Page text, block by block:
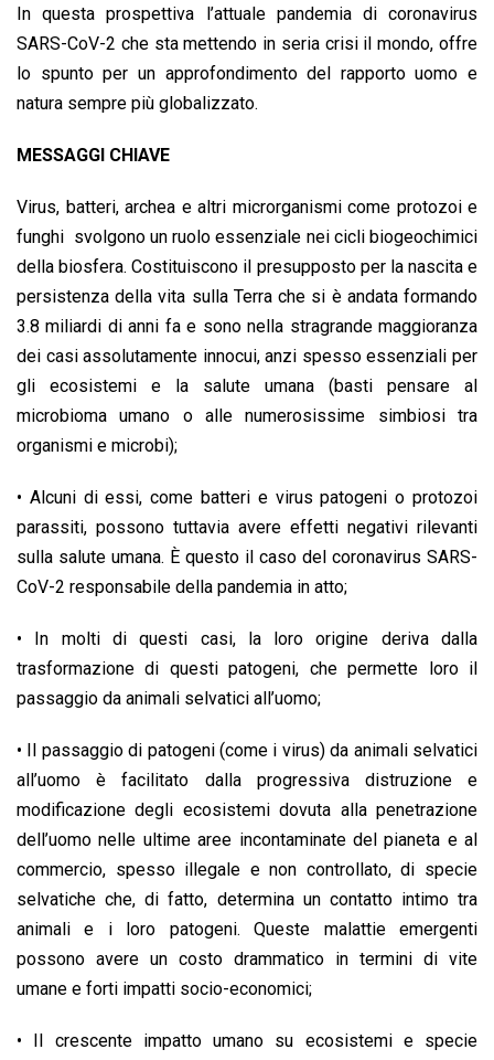
In questa prospettiva l’attuale pandemia di coronavirus
SARS-CoV-2 che sta mettendo in seria crisi il mondo, offre
lo spunto per un approfondimento del rapporto uomo e
natura sempre più globalizzato.
MESSAGGI CHIAVE
Virus, batteri, archea e altri microrganismi come protozoi e
funghi svolgono un ruolo essenziale nei cicli biogeochimici
della biosfera. Costituiscono il presupposto per la nascita e
persistenza della vita sulla Terra che si è andata formando
3.8 miliardi di anni fa e sono nella stragrande maggioranza
dei casi assolutamente innocui, anzi spesso essenziali per
gli ecosistemi e la salute umana (basti pensare al
microbioma umano o alle numerosissime simbiosi tra
organismi e microbi);
• Alcuni di essi, come batteri e virus patogeni o protozoi
parassiti, possono tuttavia avere effetti negativi rilevanti
sulla salute umana. È questo il caso del coronavirus SARS-
CoV-2 responsabile della pandemia in atto;
• In molti di questi casi, la loro origine deriva dalla
trasformazione di questi patogeni, che permette loro il
passaggio da animali selvatici all’uomo;
• Il passaggio di patogeni (come i virus) da animali selvatici
all’uomo è facilitato dalla progressiva distruzione e
modificazione degli ecosistemi dovuta alla penetrazione
dell’uomo nelle ultime aree incontaminate del pianeta e al
commercio, spesso illegale e non controllato, di specie
selvatiche che, di fatto, determina un contatto intimo tra
animali e i loro patogeni. Queste malattie emergenti
possono avere un costo drammatico in termini di vite
umane e forti impatti socio-economici;
• Il crescente impatto umano su ecosistemi e specie